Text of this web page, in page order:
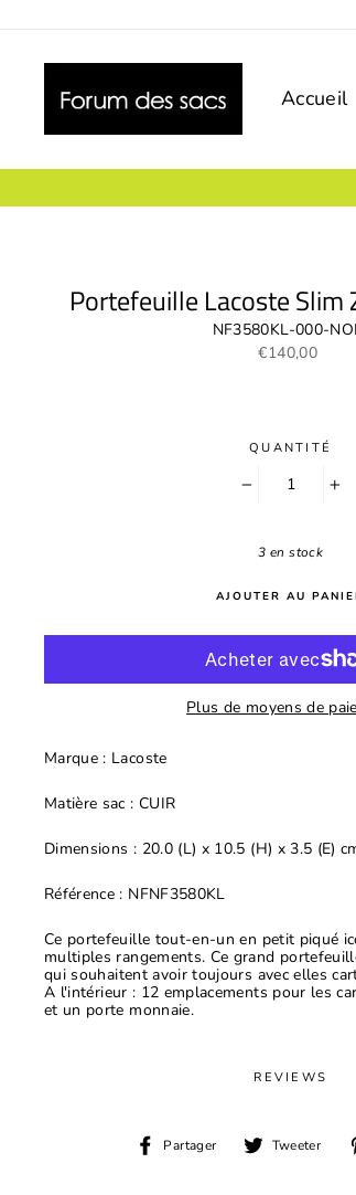
au
Accueil
Portefeuille Lacoste Slim
NF3580KL-000-
Prix
€140,00
QUANTITÉ
+
3 en stock
AJOUTER AU
Plus de moyens de
Marque : Lacoste
Matière sac : CUIR
Dimensions : 20.0 (L) x 10.5 (H) x 3.5 (E)
Référence : NFNF3580KL
Ce portefeuille tout-en-un en petit piqué
multiples rangements. Ce grand
qui souhaitent avoir toujours avec elles
A l'intérieur : 12 emplacements pour les
et un porte monnaie.
REVIEWS
Partager
PartagerTweeter